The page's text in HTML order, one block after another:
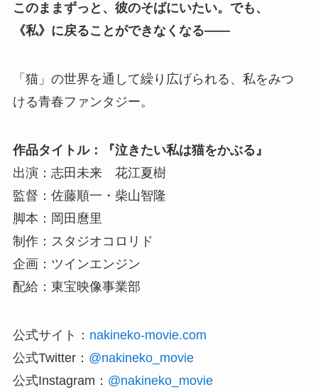
このままずっと、彼のそばにいたい。でも、
《私》に戻ることができなくなる――
「猫」の世界を通して繰り広げられる、私をみつ
ける青春ファンタジー。
作品タイトル：『泣きたい私は猫をかぶる』
出演：志田未来 花江夏樹
監督：佐藤順一・柴山智隆
脚本：岡田麿里
制作：スタジオコロリド
企画：ツインエンジン
配給：東宝映像事業部
公式サイト： nakineko-movie.com
公式Twitter： @nakineko_movie
公式Instagram： @nakineko_movie